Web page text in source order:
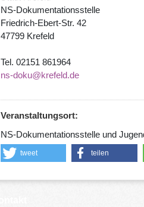
NS-Dokumentationsstelle
Friedrich-Ebert-Str. 42
47799 Krefeld
Tel. 02151 861964
ns-doku@krefeld.de
Veranstaltungsort:
NS-Dokumentationsstelle und
tweet teilen